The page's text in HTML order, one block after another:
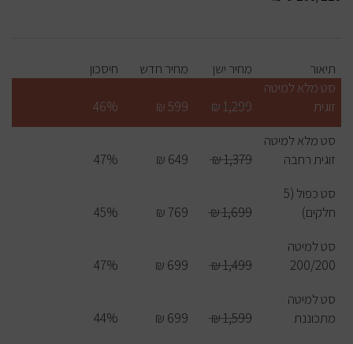
תיאור מחיר ישן מחיר חדש
חיסכון
סט מלא למיטה
זוגית
1,299 ₪
599 ₪
46%
סט מלא למיטה
זוגית רחבה
1,379 ₪
649 ₪
47%
סט כפול (5
חלקים)
1,699 ₪
769 ₪
45%
סט למיטה
200/200
1,499 ₪
699 ₪
47%
סט למיטה
מתכוננת
1,599 ₪
699 ₪
44%